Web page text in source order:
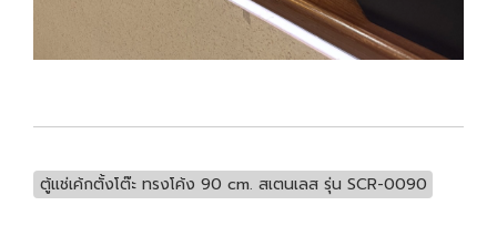
ตู้แช่เค้กตั้งโต๊ะ ทรงโค้ง 90 cm. สเตนเลส รุ่น SCR-0090